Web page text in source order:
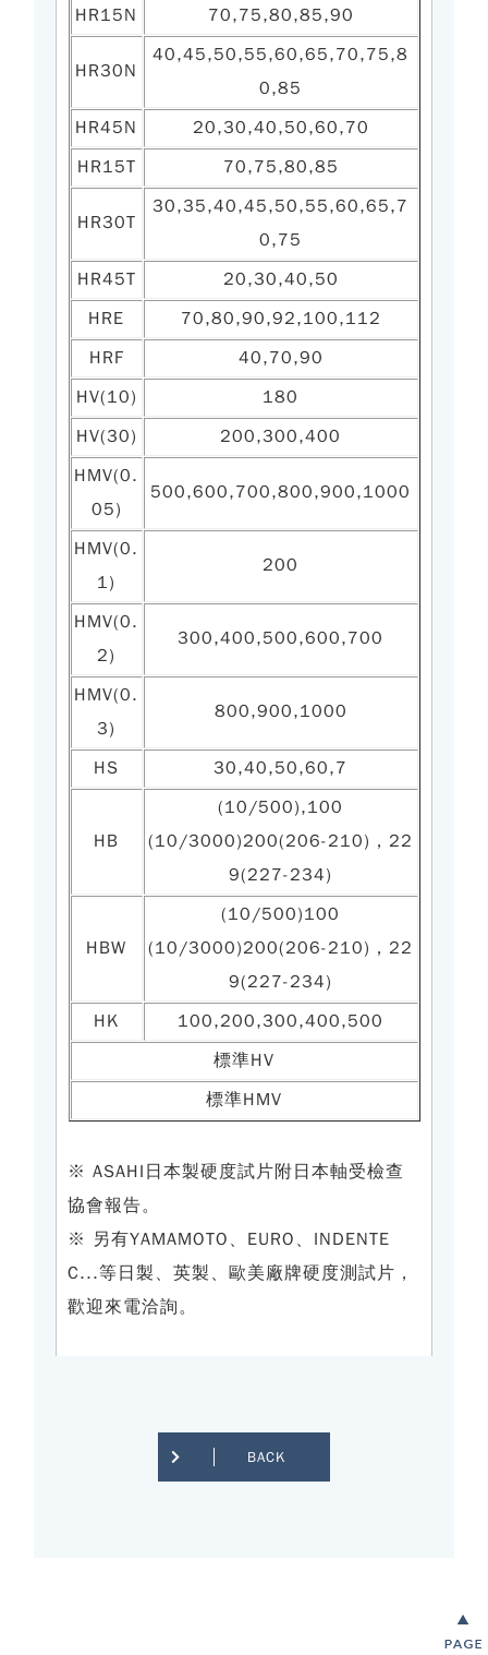
HR15N 70,75,80,85,90
HR30N
40,45,50,55,60,65,70,75,8
0,85
HR45N
20,30,40,50,60,70
HR15T
70,75,80,85
HR30T
30,35,40,45,50,55,60,65,7
0,75
HR45T
20,30,40,50
HRE
70,80,90,92,100,112
HRF
40,70,90
HV(10)
180
HV(30)
200,300,400
HMV(0.
05)
500,600,700,800,900,1000
HMV(0.
1)
200
HMV(0.
2)
300,400,500,600,700
HMV(0.
3)
800,900,1000
HS 30,40,50,60,7
HB
(10/500),100
(10/3000)200(206-210)，22
9(227-234)
HBW
(10/500)100
(10/3000)200(206-210)，22
9(227-234)
HK
100,200,300,400,500
標準HV
標準HMV
※ ASAHI日本製硬度試片附日本軸受檢查
協會報告。
※ 另有YAMAMOTO、EURO、INDENTE
C...等日製、英製、歐美廠牌硬度測試片，
歡迎來電洽詢。
BACK